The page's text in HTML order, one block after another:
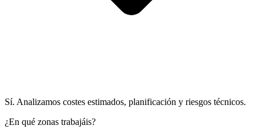
Sí. Analizamos costes estimados, planificación y riesgos técnicos.
¿En qué zonas trabajáis?